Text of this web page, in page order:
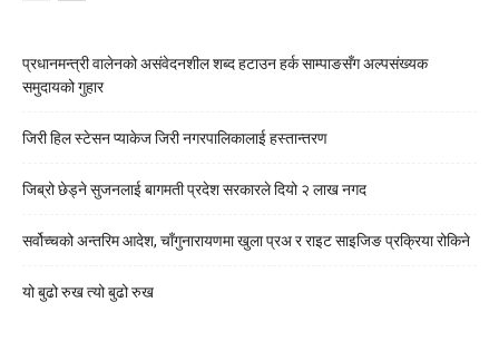
प्रधानमन्त्री वालेनको असंवेदनशील शब्द हटाउन हर्क साम्पाङसँग अल्पसंख्यक
समुदायको गुहार
जिरी हिल स्टेसन प्याकेज जिरी नगरपालिकालाई हस्तान्तरण
जिब्रो छेड्ने सुजनलाई बागमती प्रदेश सरकारले दियो २ लाख नगद
सर्वोच्चको अन्तरिम आदेश, चाँगुनारायणमा खुला प्रअ र राइट साइजिङ प्रक्रिया रोकिने
यो बुढो रुख त्यो बुढो रुख